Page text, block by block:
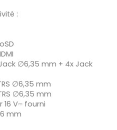
:
∅6,35 mm + 4x Jack
∅6,35 mm
∅6,35 mm
V⎓ fourni
mm